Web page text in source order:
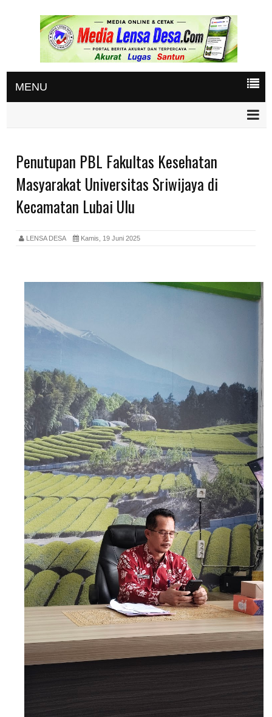
MENU
Penutupan PBL Fakultas Kesehatan
Masyarakat Universitas Sriwijaya di
Kecamatan Lubai Ulu
LENSA DESA Kamis, 19 Juni 2025